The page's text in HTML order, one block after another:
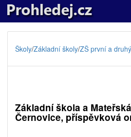
Školy/Základní školy/ZŠ první a
Základní škola a
Černovice, příspěvková